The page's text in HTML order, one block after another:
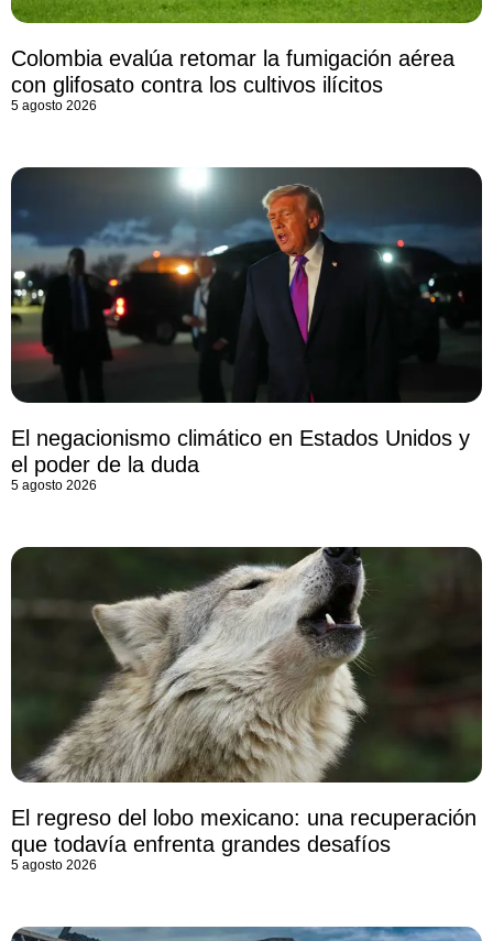
Colombia evalúa retomar la fumigación aérea
con glifosato contra los cultivos ilícitos
5 agosto 2026
El negacionismo climático en Estados Unidos y
el poder de la duda
5 agosto 2026
El regreso del lobo mexicano: una recuperación
que todavía enfrenta grandes desafíos
5 agosto 2026